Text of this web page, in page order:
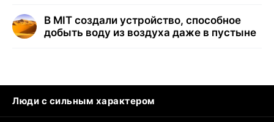
В MIT создали устройство, способное
добыть воду из воздуха даже в пустыне
Люди с сильным характером
Кошка писает на кровать
Тунцы в океанариуме